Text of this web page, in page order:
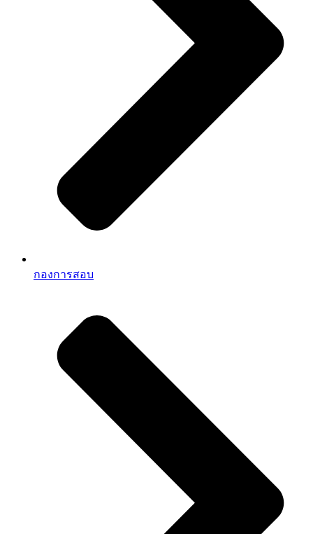
กองการสอบ